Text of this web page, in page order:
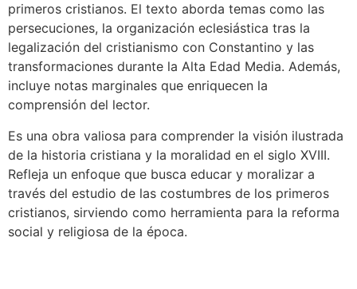
primeros cristianos. El texto aborda temas como las
persecuciones, la organización eclesiástica tras la
legalización del cristianismo con Constantino y las
transformaciones durante la Alta Edad Media. Además,
incluye notas marginales que enriquecen la
comprensión del lector.
Es una obra valiosa para comprender la visión ilustrada
de la historia cristiana y la moralidad en el siglo XVIII.
Refleja un enfoque que busca educar y moralizar a
través del estudio de las costumbres de los primeros
cristianos, sirviendo como herramienta para la reforma
social y religiosa de la época.